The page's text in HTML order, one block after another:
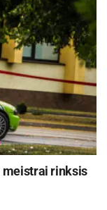
meistrai rinksis